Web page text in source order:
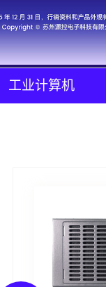
商务模式
新闻资讯
工业计算机